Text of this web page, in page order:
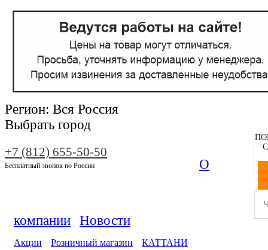
Регион: Вся Россия
Выбрать город
+7 (812) 655-50-50
Бесплатный звонок по России О
компании Новости
Акции Розничный магазин
КАТТАНИ